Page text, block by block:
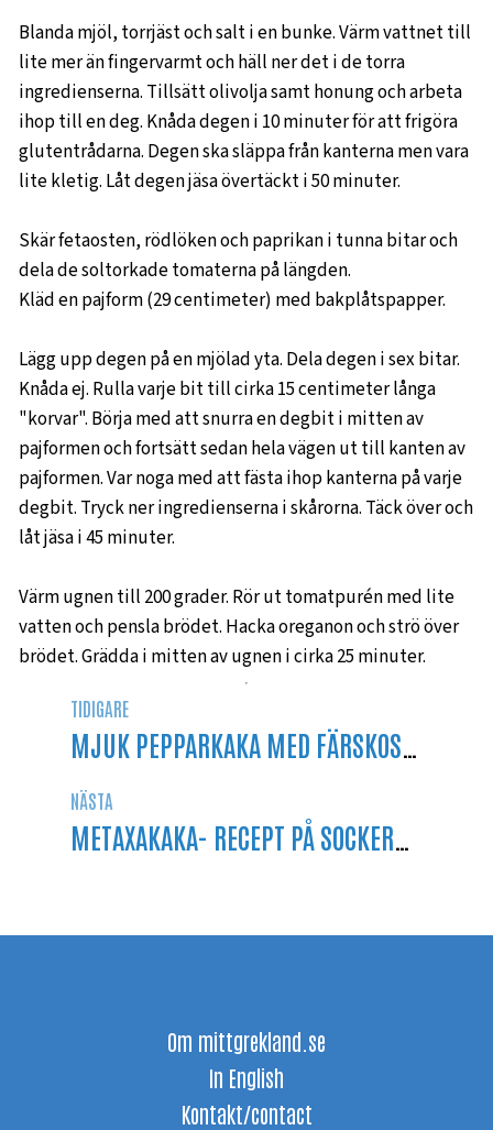
Blanda mjöl, torrjäst och salt i en bunke. Värm vattnet till
lite mer än fingervarmt och häll ner det i de torra
ingredienserna. Tillsätt olivolja samt honung och arbeta
ihop till en deg. Knåda degen i 10 minuter för att frigöra
glutentrådarna. Degen ska släppa från kanterna men vara
lite kletig. Låt degen jäsa övertäckt i 50 minuter.
Skär fetaosten, rödlöken och paprikan i tunna bitar och
dela de soltorkade tomaterna på längden.
Kläd en pajform (29 centimeter) med bakplåtspapper.
Lägg upp degen på en mjölad yta. Dela degen i sex bitar.
Knåda ej. Rulla varje bit till cirka 15 centimeter långa
"korvar". Börja med att snurra en degbit i mitten av
pajformen och fortsätt sedan hela vägen ut till kanten av
pajformen. Var noga med att fästa ihop kanterna på varje
degbit. Tryck ner ingredienserna i skårorna. Täck över och
låt jäsa i 45 minuter.
Värm ugnen till 200 grader. Rör ut tomatpurén med lite
vatten och pensla brödet. Hacka oreganon och strö över
brödet. Grädda i mitten av ugnen i cirka 25 minuter.
TIDIGARE
NÄSTA
Om mittgrekland.se
In English
Kontakt/contact